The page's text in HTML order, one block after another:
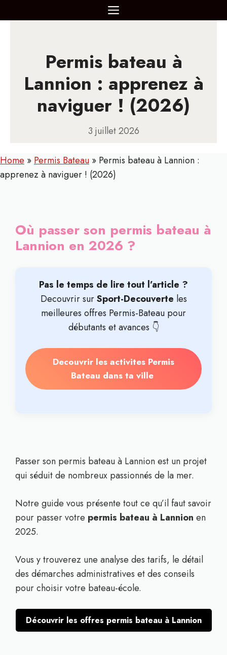
au
MENU
Permis bateau à
Lannion : apprenez à
naviguer ! (2026)
3 juillet 2026
Home » Permis Bateau » Permis bateau à Lannion :
apprenez à naviguer ! (2026)
Où passer son permis bateau à
Lannion en 2026 ?
Pas le temps de lire tout l’article ?
Decouvrir surSport-Decouverte les
meilleures offres Permis-Bateau pour
débutants et avances 👇
Decouvrir les activites Permis
Bateau dans ta ville
Passer son permis bateau à Lannion est un projet
qui séduit de nombreux passionnés de la mer.
Notre guide vous présente tout ce qu’il faut savoir
pour passer votre permis bateau à Lannion en
2025.
Vous y trouverez une analyse des tarifs, le détail
des démarches administratives et des conseils
pour choisir votre bateau-école.
Découvrir les offres permis bateau à Lannion